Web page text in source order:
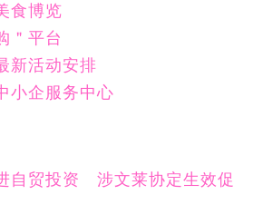
食博览
＂平台
新活动安排
小企服务中心
自贸投资 涉文莱协定生效促